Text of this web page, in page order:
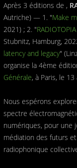
Après 3 éditions de ,
Autriche) — 1. "Make
2021) ; 2. "
Stubnitz, Hamburg,
latency and legacy"
organise la 4ème
Générale, à Paris, le
Nous espérons
spectre
numériques, pour une
médiation des futurs
radiophonique